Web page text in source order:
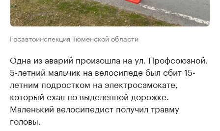
Госавтоинспекция Тюменской области
Одна из аварий произошла на ул. Профсоюзной.
5-летний мальчик на велосипеде был сбит 15-
летним подростком на электросамокате,
который ехал по выделенной дорожке.
Маленький велосипедист получил травму
головы.